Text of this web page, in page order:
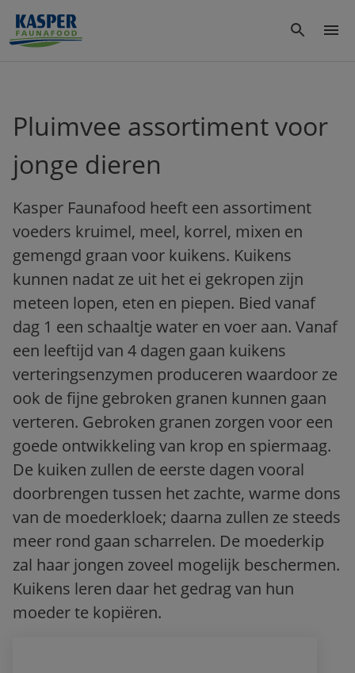
Pluimvee assortiment voor
jonge dieren
Kasper Faunafood heeft een assortiment
voeders kruimel, meel, korrel, mixen en
gemengd graan voor kuikens. Kuikens
kunnen nadat ze uit het ei gekropen zijn
meteen lopen, eten en piepen. Bied vanaf
dag 1 een schaaltje water en voer aan. Vanaf
een leeftijd van 4 dagen gaan kuikens
verteringsenzymen produceren waardoor ze
ook de fijne gebroken granen kunnen gaan
verteren. Gebroken granen zorgen voor een
goede ontwikkeling van krop en spiermaag.
De kuiken zullen de eerste dagen vooral
doorbrengen tussen het zachte, warme dons
van de moederkloek; daarna zullen ze steeds
meer rond gaan scharrelen. De moederkip
zal haar jongen zoveel mogelijk beschermen.
Kuikens leren daar het gedrag van hun
moeder te kopiëren.